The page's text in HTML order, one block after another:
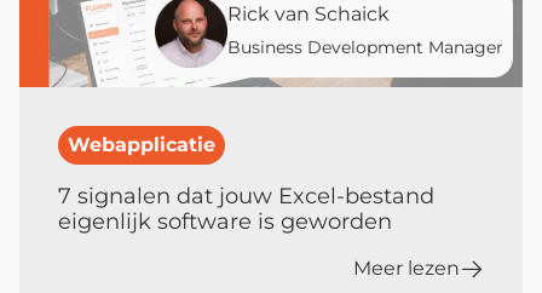
Rick van Schaick
Business Development Manager
Webapplicatie
7 signalen dat jouw Excel-bestand
eigenlijk software is geworden
Meer lezen